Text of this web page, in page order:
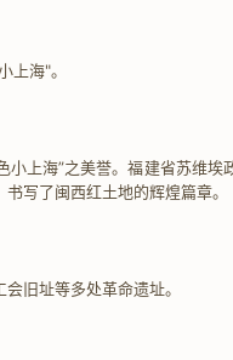
上海"。
上海”之美誉。福建省苏维
写了闽西红土地的辉煌篇章。
旧址等多处革命遗址。